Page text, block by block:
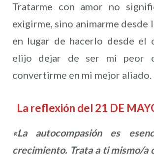
Tratarme con amor no
exigirme, sino animarme desde
en lugar de hacerlo desde el
elijo dejar de ser mi peor
convertirme en mi mejor aliado.
La reflexión del 21 DE
«La autocompasión es
crecimiento. Trata a ti mismo/a